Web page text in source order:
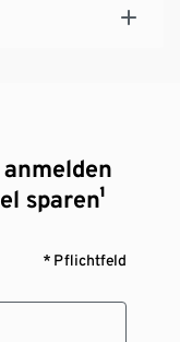
sparen¹
* Pflichtfeld